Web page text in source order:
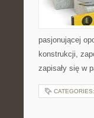
pasjonującej
konstrukcji,
zapisały się w
CATEGORIES: